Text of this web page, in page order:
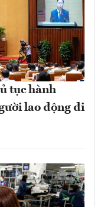
tục hành
lao động đi